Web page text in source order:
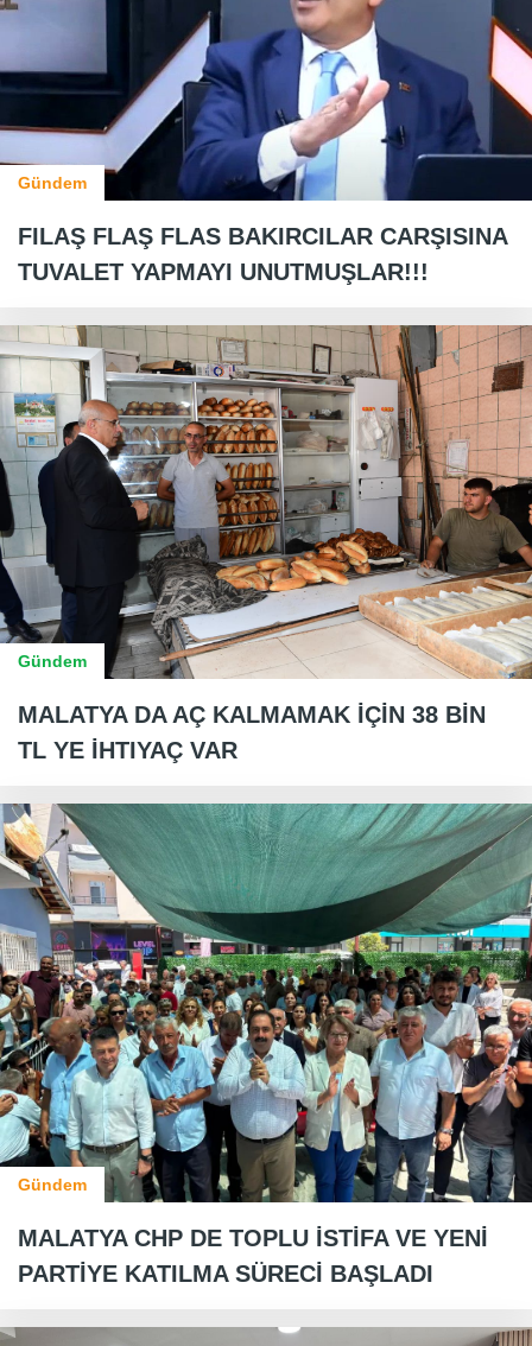
Gündem
FILAŞ FLAŞ FLAS BAKIRCILAR CARŞISINA
TUVALET YAPMAYI UNUTMUŞLAR!!!
Gündem
MALATYA DA AÇ KALMAMAK İÇİN 38 BİN
TL YE İHTIYAÇ VAR
Gündem
MALATYA CHP DE TOPLU İSTİFA VE YENİ
PARTİYE KATILMA SÜRECİ BAŞLADI